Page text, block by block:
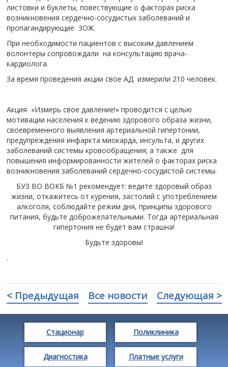
листовки и буклеты, повествующие о факторах риска
возникновения сердечно-сосудистых заболеваний и
пропагандирующие ЗОЖ.
При необходимости пациентов с высоким давлением
волонтеры сопровождали на консультацию врача-
кардиолога.
За время проведения акции свое АД измерили 210 человек.
Акция «Измерь свое давление!» проводится с целью
мотивации населения к ведению здорового образа жизни,
своевременного выявления артериальной гипертонии,
предупреждения инфаркта миокарда, инсульта, и других
заболеваний системы кровообращения; а также для
повышения информированности жителей о факторах риска
возникновения заболеваний сердечно-сосудистой системы.
БУЗ ВО ВОКБ №1 рекомендует: ведите здоровый образ
жизни, откажитесь от курения, застолий с употреблением
алкоголя, соблюдайте режим дня, принципы здорового
питания, будьте доброжелательными. Тогда артериальная
гипертония не будет вам страшна!
Будьте здоровы!
.
< Предыдущая Все новости Следующая >
Стационар Поликлиника
Диагностика Платные услуги